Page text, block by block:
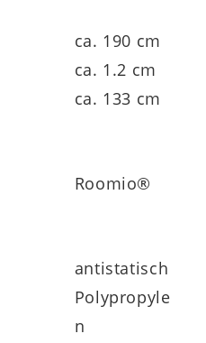
ca. 190 cm
ca. 1.2 cm
ca. 133 cm
Roomio®
antistatisch
Polypropyle
n